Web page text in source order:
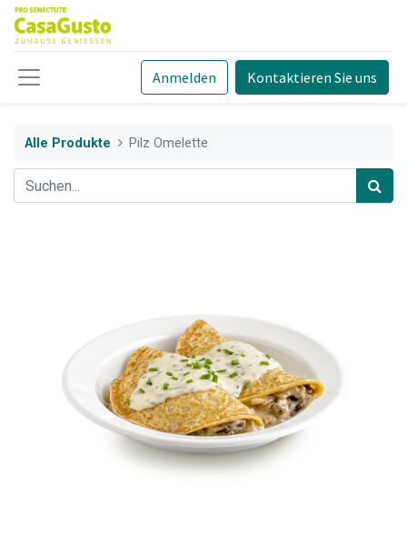
Anmelden Kontaktieren Sie uns
Alle Produkte Pilz Omelette